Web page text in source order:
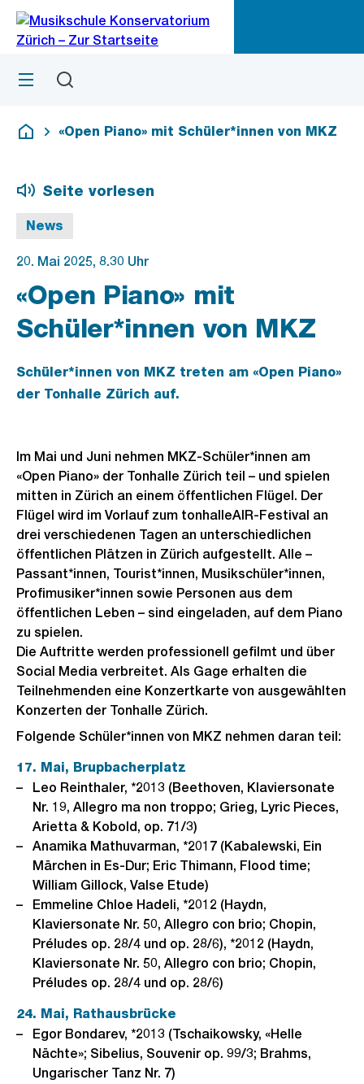
Navigation
Sprunglink
Menü
Deutsch
«Open Piano» mit Schüler*innen von MKZ
News
Seite vorlesen
20. Mai 2025, 8.30 Uhr
«Open Piano» mit
Schüler*innen von MKZ
Schüler*innen von MKZ treten am «Open Piano»
der Tonhalle Zürich auf.
Im Mai und Juni nehmen MKZ-Schüler*innen am
«Open Piano» der Tonhalle Zürich teil – und spielen
mitten in Zürich an einem öffentlichen Flügel. Der
Flügel wird im Vorlauf zum tonhalleAIR-Festival an
drei verschiedenen Tagen an unterschiedlichen
öffentlichen Plätzen in Zürich aufgestellt. Alle –
Passant*innen, Tourist*innen, Musikschüler*innen,
Profimusiker*innen sowie Personen aus dem
öffentlichen Leben – sind eingeladen, auf dem Piano
zu spielen.
Die Auftritte werden professionell gefilmt und über
Social Media verbreitet. Als Gage erhalten die
Teilnehmenden eine Konzertkarte von ausgewählten
Konzerten der Tonhalle Zürich.
Folgende Schüler*innen von MKZ nehmen daran teil:
17. Mai, Brupbacherplatz
Leo Reinthaler, *2013 (Beethoven, Klaviersonate
Nr. 19, Allegro ma non troppo; Grieg, Lyric Pieces,
Arietta & Kobold, op. 71/3)
Anamika Mathuvarman, *2017 (Kabalewski, Ein
Märchen in Es-Dur; Eric Thimann, Flood time;
William Gillock, Valse Etude)
Emmeline Chloe Hadeli, *2012 (Haydn,
Klaviersonate Nr. 50, Allegro con brio; Chopin,
Préludes op. 28/4 und op. 28/6), *2012 (Haydn,
Klaviersonate Nr. 50, Allegro con brio; Chopin,
Préludes op. 28/4 und op. 28/6)
24. Mai, Rathausbrücke
Egor Bondarev, *2013 (Tschaikowsky, «Helle
Nächte»; Sibelius, Souvenir op. 99/3; Brahms,
Ungarischer Tanz Nr. 7)